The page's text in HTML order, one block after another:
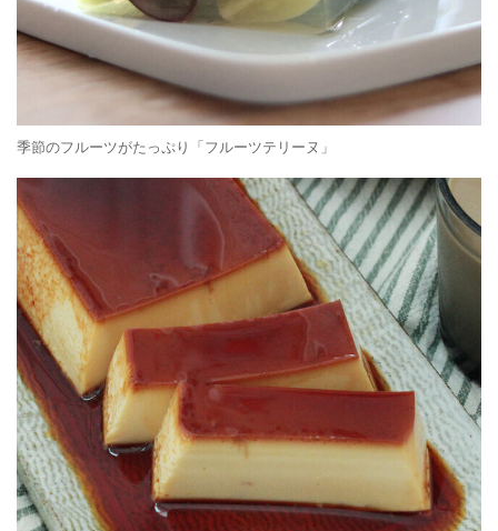
季節のフルーツがたっぷり「フルーツテリーヌ」